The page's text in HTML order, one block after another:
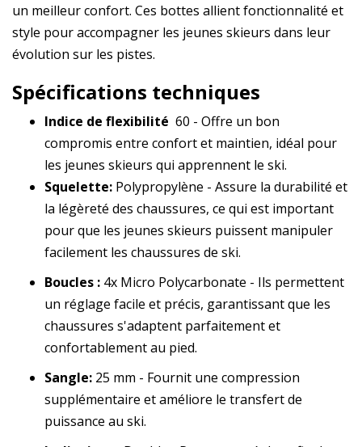
un meilleur confort. Ces bottes allient fonctionnalité et
style pour accompagner les jeunes skieurs dans leur
évolution sur les pistes.
Spécifications techniques
Indice de flexibilité 60 - Offre un bon
compromis entre confort et maintien, idéal pour
les jeunes skieurs qui apprennent le ski.
Squelette: Polypropylène - Assure la durabilité et
la légèreté des chaussures, ce qui est important
pour que les jeunes skieurs puissent manipuler
facilement les chaussures de ski.
Boucles : 4x Micro Polycarbonate - Ils permettent
un réglage facile et précis, garantissant que les
chaussures s'adaptent parfaitement et
confortablement au pied.
Sangle: 25 mm - Fournit une compression
supplémentaire et améliore le transfert de
puissance au ski.